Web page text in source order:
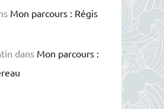
Mon parcours : Régis
dans Mon parcours :